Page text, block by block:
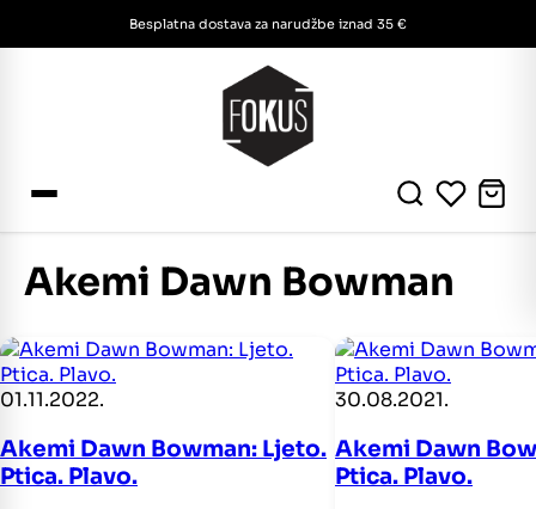
Besplatna dostava za narudžbe iznad 35 €
Akemi Dawn Bowman
01.11.2022.
Akemi Dawn Bowman: Ljeto.
Ptica. Plavo.
30.08.2021.
Akemi Dawn
Ptica. Plavo.